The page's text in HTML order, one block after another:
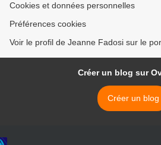
Cookies et données personnelles
Préférences cookies
Voir le profil de Jeanne Fadosi sur le
Créer un blog sur
Créer un blog